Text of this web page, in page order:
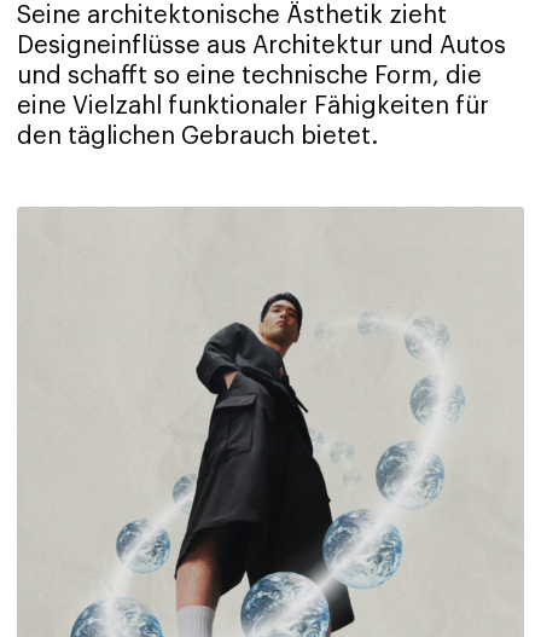
Seine architektonische Ästhetik zieht
Designeinflüsse aus Architektur und Autos
und schafft so eine technische Form, die
eine Vielzahl funktionaler Fähigkeiten für
den täglichen Gebrauch bietet.